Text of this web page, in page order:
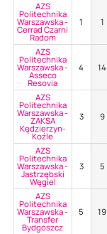
AZS
Politechnika
Warszawska -
Cerrad Czarni
Radom
1 1
AZS
Politechnika
Warszawska -
Asseco
Resovia
4 14
AZS
Politechnika
Warszawska -
ZAKSA
Kędzierzyn-
Koźle
3 9
AZS
Politechnika
Warszawska -
Jastrzębski
Węgiel
3 5
AZS
Politechnika
Warszawska -
Transfer
Bydgoszcz
5 19